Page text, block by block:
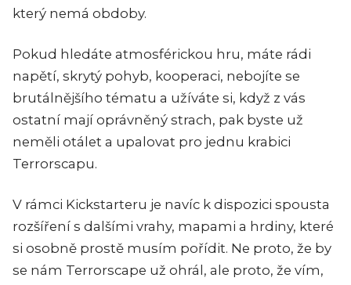
který nemá obdoby.
Pokud hledáte atmosférickou hru, máte rádi
napětí, skrytý pohyb, kooperaci, nebojíte se
brutálnějšího tématu a užíváte si, když z vás
ostatní mají oprávněný strach, pak byste už
neměli otálet a upalovat pro jednu krabici
Terrorscapu.
V rámci Kickstarteru je navíc k dispozici spousta
rozšíření s dalšími vrahy, mapami a hrdiny, které
si osobně prostě musím pořídit. Ne proto, že by
se nám Terrorscape už ohrál, ale proto, že vím,